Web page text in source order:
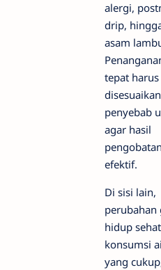
alergi,
drip,
asam
tepat harus
penyebab
agar hasil
efektif.
Di sisi lain,
perubahan
hidup
konsumsi
yang